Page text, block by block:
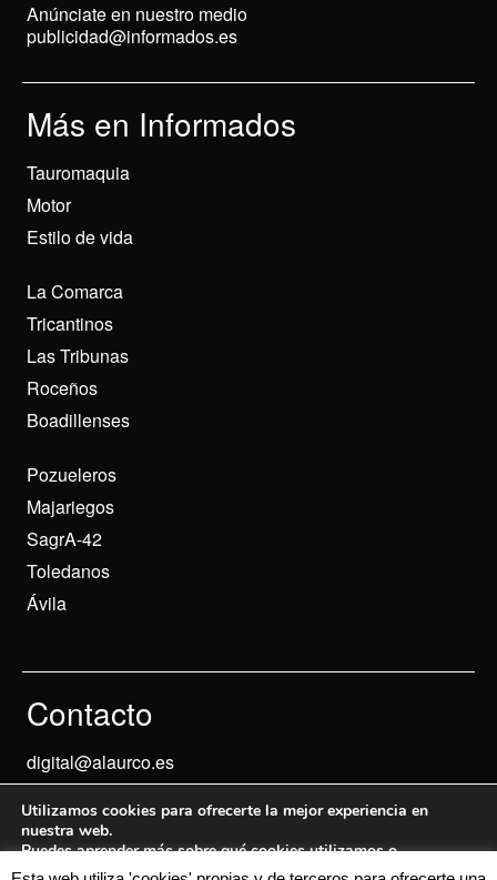
Anúnciate en nuestro medio
publicidad@informados.es
Más en Informados
Tauromaquia
Motor
Estilo de vida
La Comarca
Tricantinos
Las Tribunas
Roceños
Boadillenses
Pozueleros
Majariegos
SagrA-42
Toledanos
Ávila
Contacto
digital@alaurco.es
Utilizamos cookies para ofrecerte la mejor experiencia en
nuestra web.
Puedes aprender más sobre qué cookies utilizamos o
desactivarlas en losajustes.